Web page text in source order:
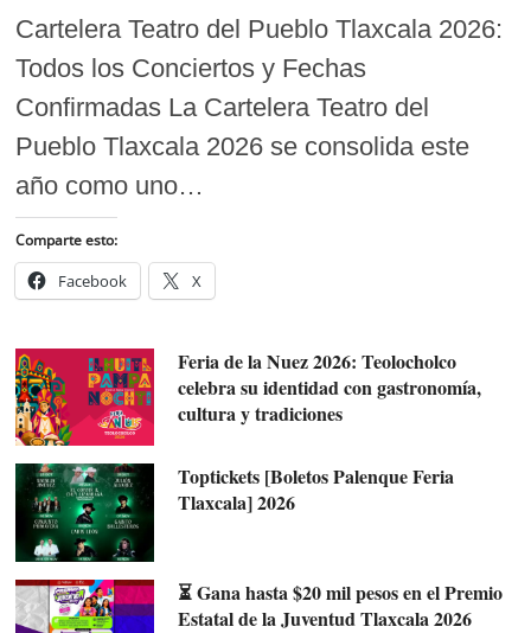
Cartelera Teatro del Pueblo Tlaxcala 2026:
Todos los Conciertos y Fechas
Confirmadas La Cartelera Teatro del
Pueblo Tlaxcala 2026 se consolida este
año como uno…
Comparte esto:
Facebook X
Feria de la Nuez 2026: Teolocholco
celebra su identidad con gastronomía,
cultura y tradiciones
Toptickets [Boletos Palenque Feria
Tlaxcala] 2026
⏳ Gana hasta $20 mil pesos en el Premio
Estatal de la Juventud Tlaxcala 2026